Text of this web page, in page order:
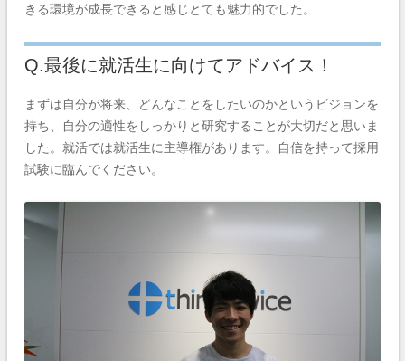
きる環境が成長できると感じとても魅力的でした。
Q.最後に就活生に向けてアドバイス！
まずは自分が将来、どんなことをしたいのかというビジョンを
持ち、自分の適性をしっかりと研究することが大切だと思いま
した。就活では就活生に主導権があります。自信を持って採用
試験に臨んでください。